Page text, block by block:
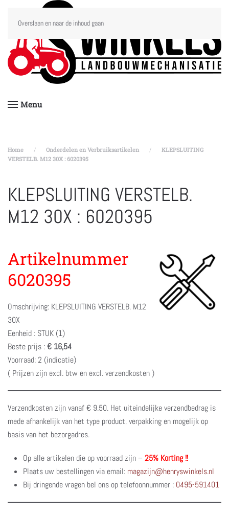
Overslaan en naar de inhoud gaan
Menu
Home Onderdelen en Verbruiksartikelen
KLEPSLUITING
VERSTELB. M12 30X : 6020395
KLEPSLUITING VERSTELB.
M12 30X : 6020395
Artikelnummer
6020395
Omschrijving: KLEPSLUITING VERSTELB. M12
30X
Eenheid : STUK (1)
Beste prijs :€ 16,54
Voorraad: 2 (indicatie)
( Prijzen zijn excl. btw en excl. verzendkosten )
Verzendkosten zijn vanaf € 9.50. Het uiteindelijke verzendbedrag is
mede afhankelijk van het type product, verpakking en mogelijk op
basis van het bezorgadres.
Op alle artikelen die op voorraad zijn – 25% Korting !!
Plaats uw bestellingen via email: magazijn@henryswinkels.nl
Bij dringende vragen bel ons op telefoonnummer : 0495-591401